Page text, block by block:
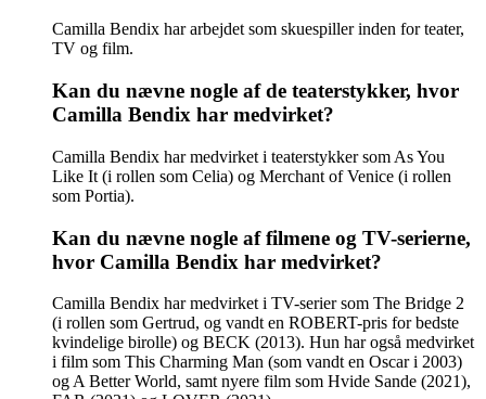
Camilla Bendix har arbejdet som skuespiller inden for teater,
TV og film.
Kan du nævne nogle af de teaterstykker, hvor
Camilla Bendix har medvirket?
Camilla Bendix har medvirket i teaterstykker som As You
Like It (i rollen som Celia) og Merchant of Venice (i rollen
som Portia).
Kan du nævne nogle af filmene og TV-serierne,
hvor Camilla Bendix har medvirket?
Camilla Bendix har medvirket i TV-serier som The Bridge 2
(i rollen som Gertrud, og vandt en ROBERT-pris for bedste
kvindelige birolle) og BECK (2013). Hun har også medvirket
i film som This Charming Man (som vandt en Oscar i 2003)
og A Better World, samt nyere film som Hvide Sande (2021),